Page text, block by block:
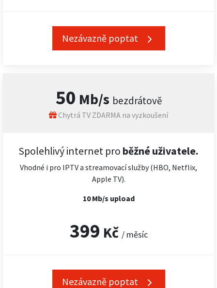
50 Mb/s bezdrátově
Chytrá TV ZDARMA na vyzkoušení
Spolehlivý internet pro běžné uživatele.
Vhodné i pro IPTV a streamovací služby (HBO, Netflix,
Apple TV).
10 Mb/s upload
399 Kč / měsíc
Nezávazně poptat
Nezávazně poptat